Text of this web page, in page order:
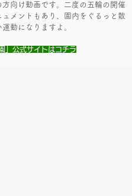
方向け動画です。二度の五輪の開催
ュメントもあり、園内をぐるっと散
動になりますよ。
」公式サイトはコチラ